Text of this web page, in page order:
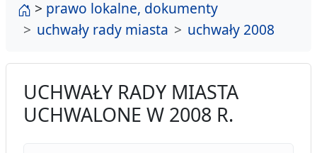
strona główna
> prawo lokalne, dokumenty
uchwały rady miasta
uchwały 2008
UCHWAŁY RADY MIASTA
UCHWALONE W 2008 R.